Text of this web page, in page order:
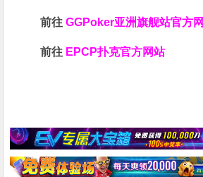
前往GGPoker亚洲旗舰站官方
前往 EPCP扑克官方网站